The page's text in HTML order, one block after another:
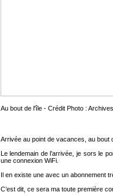
Au bout de l'île - Crédit Photo :
Arrivée au point de vacances, au bout
Le lendemain de l’arrivée, je sors le
une connexion WiFi.
Il en existe une avec un abonnement
C’est dit, ce sera ma toute première